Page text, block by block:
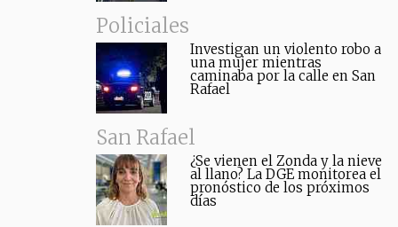
Policiales
Investigan un violento robo a
una mujer mientras
caminaba por la calle en San
Rafael
San Rafael
¿Se vienen el Zonda y la nieve
al llano? La DGE monitorea el
pronóstico de los próximos
días